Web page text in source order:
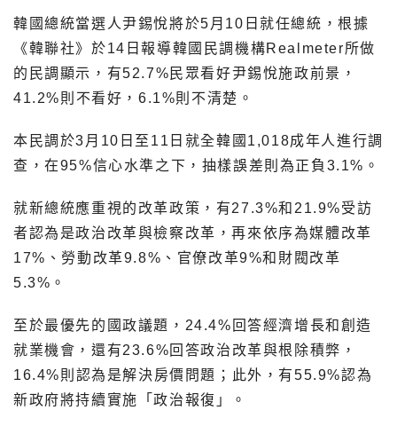
韓國總統當選人尹錫悅將於5月10日就任總統，根據
《韓聯社》於14日報導韓國民調機構Realmeter所做
的民調顯示，有52.7%民眾看好尹錫悅施政前景，
41.2%則不看好，6.1%則不清楚。
本民調於3月10日至11日就全韓國1,018成年人進行調
查，在95%信心水準之下，抽樣誤差則為正負3.1%。
就新總統應重視的改革政策，有27.3%和21.9%受訪
者認為是政治改革與檢察改革，再來依序為媒體改革
17%、勞動改革9.8%、官僚改革9%和財閥改革
5.3%。
至於最優先的國政議題，24.4%回答經濟增長和創造
就業機會，還有23.6%回答政治改革與根除積弊，
16.4%則認為是解決房價問題；此外，有55.9%認為
新政府將持續實施「政治報復」。